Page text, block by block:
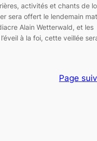
activités et chants de
sera offert le lendemain
Alain Wetterwald, et les
à la foi, cette veillée
Page